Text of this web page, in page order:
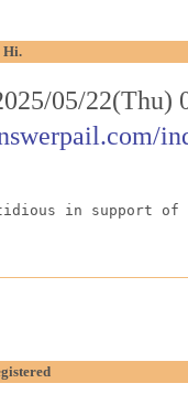
Hi.
05/
in support of